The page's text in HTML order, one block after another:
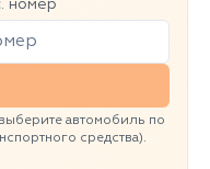
номер
автомобиль по
средства).